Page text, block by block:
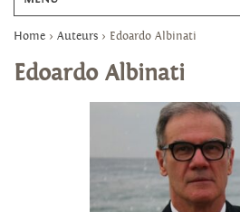
Home > Auteurs > Edoardo Albinati
Edoardo Albinati